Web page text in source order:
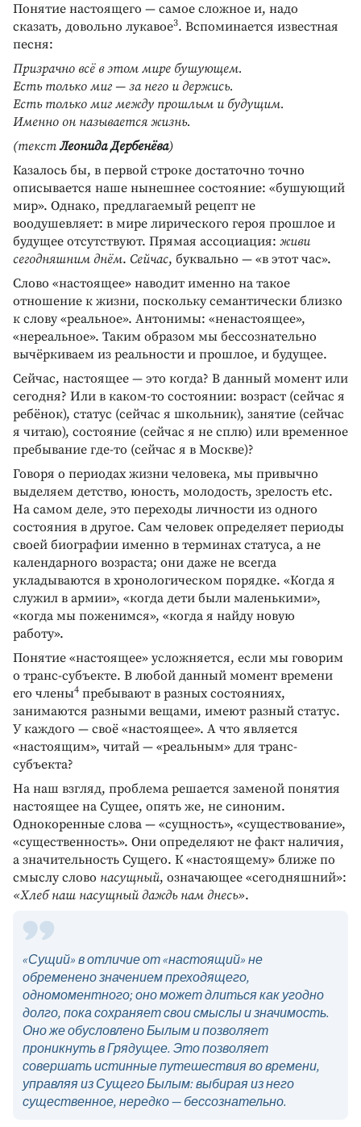
Понятие настоящего — самое сложное и, надо
сказать, довольно лукавое3. Вспоминается известная
песня:
Призрачно всё в этом мире бушующем.
Есть только миг — за него и держись.
Есть только миг между прошлым и будущим.
Именно он называется жизнь.
(текстЛеонида Дербенёва)
Казалось бы, в первой строке достаточно точно
описывается наше нынешнее состояние: «бушующий
мир». Однако, предлагаемый рецепт не
воодушевляет: в мире лирического героя прошлое и
будущее отсутствуют. Прямая ассоциация: живи
сегодняшним днём. Сейчас, буквально — «в этот час».
Слово «настоящее» наводит именно на такое
отношение к жизни, поскольку семантически близко
к слову «реальное». Антонимы: «ненастоящее»,
«нереальное». Таким образом мы бессознательно
вычёркиваем из реальности и прошлое, и будущее.
Сейчас, настоящее — это когда? В данный момент или
сегодня? Или в каком-то состоянии: возраст (сейчас я
ребёнок), статус (сейчас я школьник), занятие (сейчас
я читаю), состояние (сейчас я не сплю) или временное
пребывание где-то (сейчас я в Москве)?
Говоря о периодах жизни человека, мы привычно
выделяем детство, юность, молодость, зрелость etc.
На самом деле, это переходы личности из одного
состояния в другое. Сам человек определяет периоды
своей биографии именно в терминах статуса, а не
календарного возраста; они даже не всегда
укладываются в хронологическом порядке. «Когда я
служил в армии», «когда дети были маленькими»,
«когда мы поженимся», «когда я найду новую
работу».
Понятие «настоящее» усложняется, если мы говорим
о транс-субъекте. В любой данный момент времени
его члены4 пребывают в разных состояниях,
занимаются разными вещами, имеют разный статус.
У каждого — своё «настоящее». А что является
«настоящим», читай — «реальным» для транс-
субъекта?
На наш взгляд, проблема решается заменой понятия
настоящее на Сущее, опять же, не синоним.
Однокоренные слова — «сущность», «существование»,
«существенность». Они определяют не факт наличия,
а значительность Сущего. К «настоящему» ближе по
смыслу слово насущный, означающее «сегодняшний»:
«Хлеб наш насущный даждь нам днесь».
«Сущий» в отличие от «настоящий» не
обременено значением преходящего,
одномоментного; оно может длиться как угодно
долго, пока сохраняет свои смыслы и значимость.
Оно же обусловлено Былым и позволяет
проникнуть в Грядущее. Это позволяет
совершать истинные путешествия во времени,
управляя из Сущего Былым: выбирая из него
существенное, нередко — бессознательно.